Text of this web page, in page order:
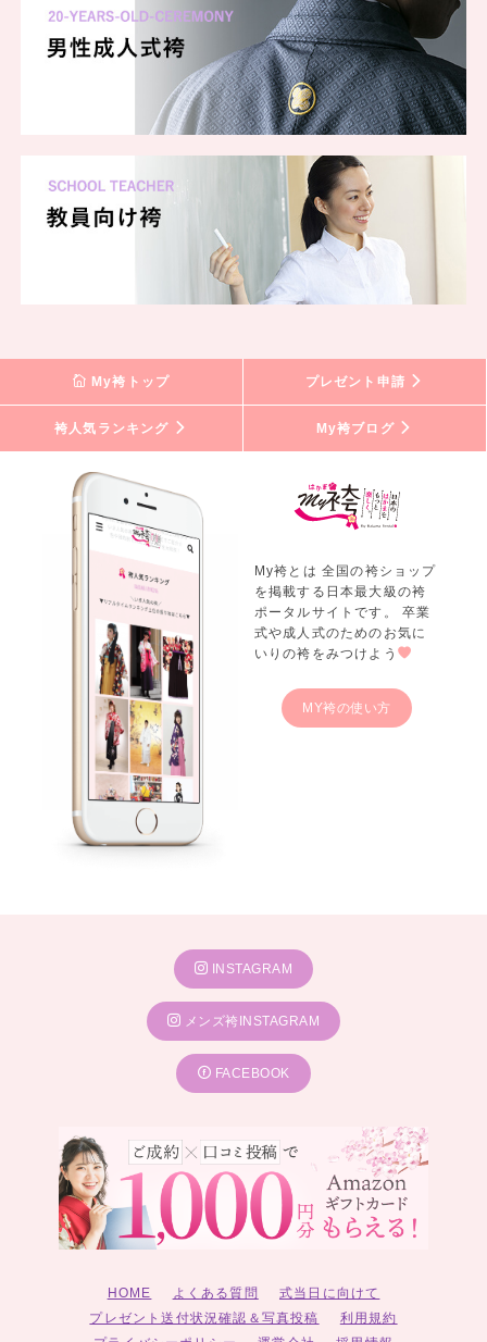
My袴トップ プレゼント申請
袴人気ランキング My袴ブログ
My袴とは 全国の袴ショップ
を掲載する日本最大級の袴
ポータルサイトです。 卒業
式や成人式のためのお気に
いりの袴をみつけよう
MY袴の使い方
INSTAGRAM
メンズ袴INSTAGRAM
FACEBOOK
HOME よくある質問
式当日に向けて
プレゼント送付状況確認＆写真投稿
利用規約